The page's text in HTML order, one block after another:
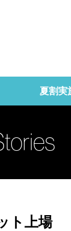
夏割実
ト上場